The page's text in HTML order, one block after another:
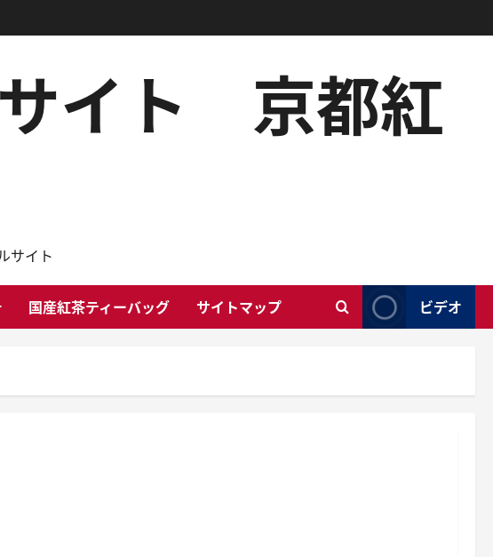
サイト 京都紅
サイト
国産紅茶ティーバッグ サイトマップ ビデオ